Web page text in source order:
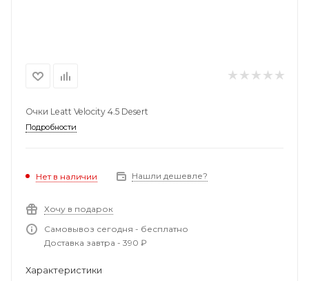
Очки Leatt Velocity 4.5 Desert
Подробности
Нет в наличии Нашли дешевле?
Хочу в подарок
Самовывоз сегодня - бесплатно
Доставка завтра - 390 ₽
Характеристики